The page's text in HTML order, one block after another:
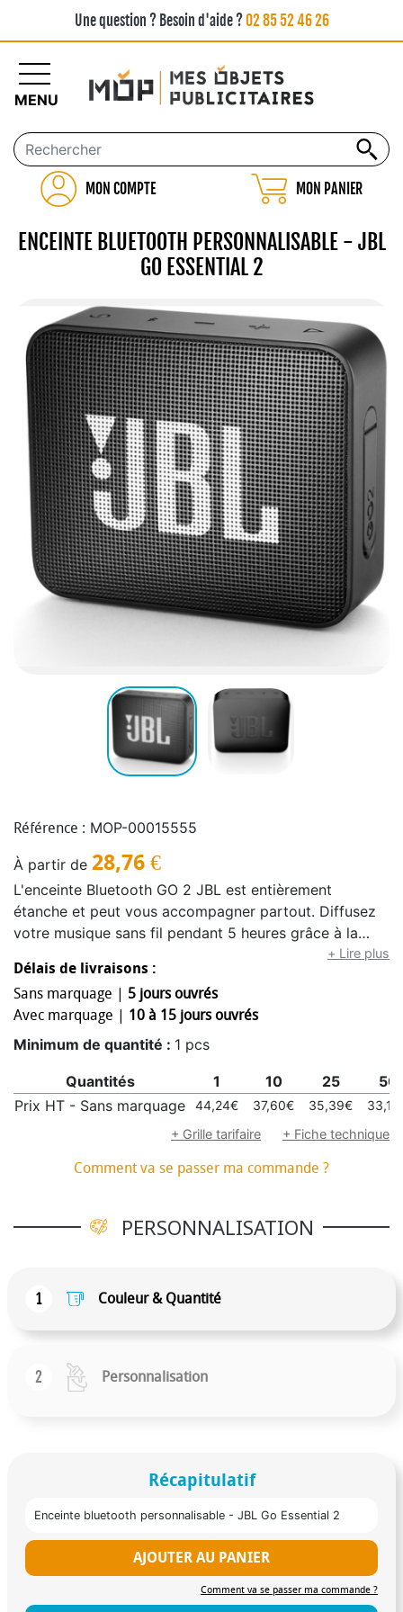
Une question ? Besoin d'aide ?02 85 52 46 26
MON COMPTE MON PANIER
MENU
ENCEINTE BLUETOOTH PERSONNALISABLE - JBL
GO ESSENTIAL 2
Référence : MOP-00015555
À partir de 28,76 €
L'enceinte Bluetooth GO 2 JBL est entièrement
étanche et peut vous accompagner partout. Diffusez
votre musique sans fil pendant 5 heures grâce à la
connexion Bluetooth en bénéficiant de la qualité audio
JBL et d'un son puissant pour sa taille. N'ayez plus
peur de l'eau ! L'étanchéité IPX7 vous permet
d’emmener la GO 2 avec vous à la piscine, sous la
douche ou à la plage. La GO 2 offre également une
grâce à son kit mains libres intégré à réduction du
bruit. Avec son format compact disponible en 12
couleurs éclatantes, la GO 2 vous assure un style envié
+ Lire plus
Délais de livraisons :
Sans marquage | 5 jours ouvrés
Avec marquage | 10 à 15 jours ouvrés
Minimum de quantité : 1 pcs
Quantités 1 10 25
50
Prix HT - Sans marquage
44,24€ 37,60€ 35,39€
+ Grille tarifaire
+ Fiche technique
Comment va se passer ma commande ?
PERSONNALISATION
1 Couleur & Quantité
2 Personnalisation
Récapitulatif
Enceinte bluetooth personnalisable - JBL Go Essential 2
AJOUTER AU PANIER
Comment va se passer ma commande ?